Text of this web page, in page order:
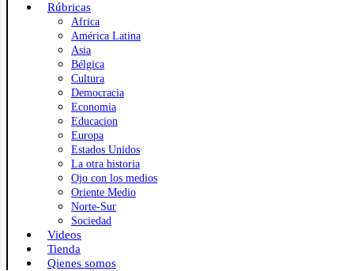
Rúbricas
Africa
América Latina
Asia
Bélgica
Cultura
Democracia
Economia
Educacion
Europa
Estados Unidos
La otra historia
Ojo con los medios
Oriente Medio
Norte-Sur
Sociedad
Videos
Tienda
Qienes somos